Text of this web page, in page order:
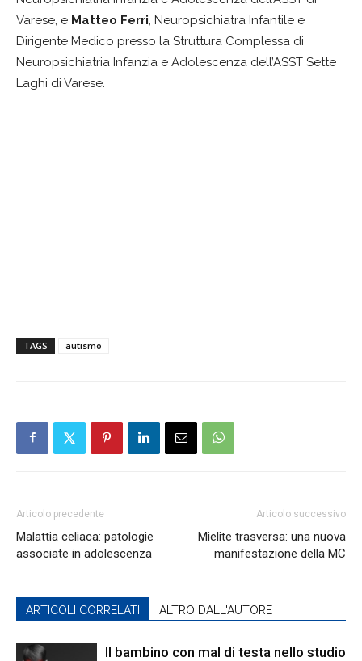
Varese, e Matteo Ferri, Neuropsichiatra Infantile e
Dirigente Medico presso la Struttura Complessa di
Neuropsichiatria Infanzia e Adolescenza dell’ASST Sette
Laghi di Varese.
TAGS autismo
Articolo precedente
Malattia celiaca: patologie
associate in adolescenza
Articolo successivo
Mielite trasversa: una nuova
manifestazione della MC
ARTICOLI CORRELATI ALTRO DALL'AUTORE
Il bambino con mal di testa nello studio